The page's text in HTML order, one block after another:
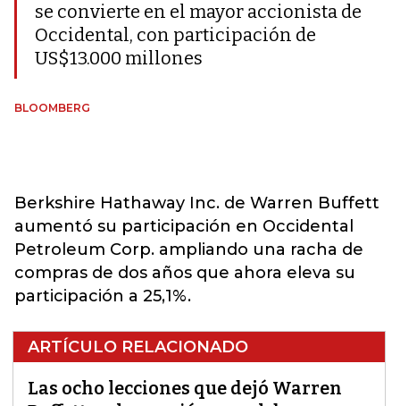
se convierte en el mayor accionista de
Occidental, con participación de
US$13.000 millones
BLOOMBERG
Berkshire Hathaway Inc. de Warren Buffett
aumentó su participación en Occidental
Petroleum Corp. ampliando una racha de
compras de dos años que ahora eleva su
participación a 25,1%.
ARTÍCULO RELACIONADO
Las ocho lecciones que dejó Warren